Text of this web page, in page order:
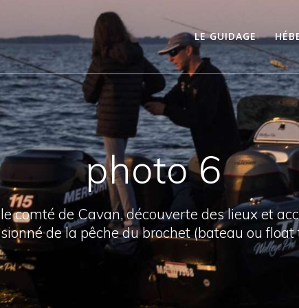
LE GUIDAGE
photo 6
comté de Cavan, découverte des lieux et
de la pêche du brochet (bateau ou float